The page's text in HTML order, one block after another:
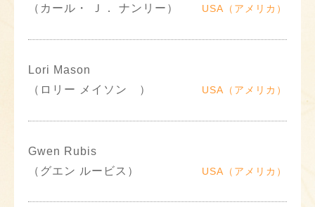
（カール・ Ｊ． ナンリー）
USA（アメリカ）
Lori Mason
（ロリー メイソン ）
USA（アメリカ）
Gwen Rubis
（グエン ルービス）
USA（アメリカ）